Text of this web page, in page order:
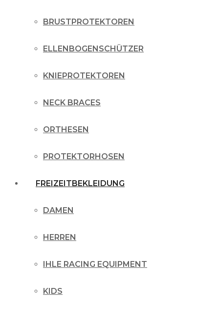
BRUSTPROTEKTOREN
ELLENBOGENSCHÜTZER
KNIEPROTEKTOREN
NECK BRACES
ORTHESEN
PROTEKTORHOSEN
FREIZEITBEKLEIDUNG
DAMEN
HERREN
IHLE RACING EQUIPMENT
KIDS